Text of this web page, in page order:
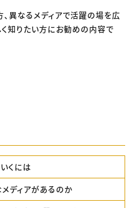
異なるメディアで活躍の場を広
知りたい方にお勧めの内容で
くには
ディアがあるのか